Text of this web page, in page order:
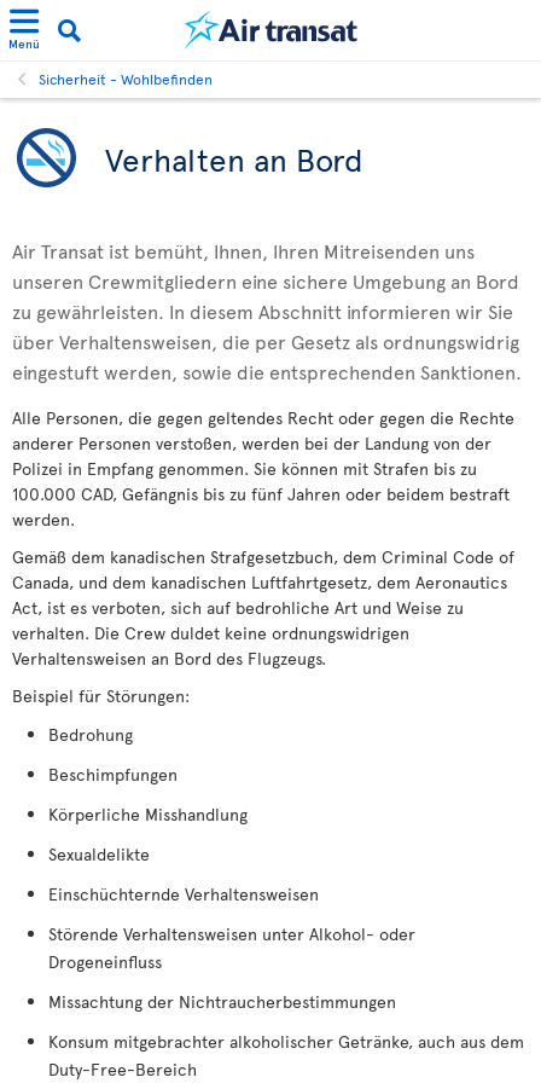
Menü
Sicherheit - Wohlbefinden
Verhalten an Bord
Air Transat ist bemüht, Ihnen, Ihren Mitreisenden uns
unseren Crewmitgliedern eine sichere Umgebung an Bord
zu gewährleisten. In diesem Abschnitt informieren wir Sie
über Verhaltensweisen, die per Gesetz als ordnungswidrig
eingestuft werden, sowie die entsprechenden Sanktionen.
Alle Personen, die gegen geltendes Recht oder gegen die Rechte
anderer Personen verstoßen, werden bei der Landung von der
Polizei in Empfang genommen. Sie können mit Strafen bis zu
100.000 CAD, Gefängnis bis zu fünf Jahren oder beidem bestraft
werden.
Gemäß dem kanadischen Strafgesetzbuch, dem Criminal Code of
Canada, und dem kanadischen Luftfahrtgesetz, dem Aeronautics
Act, ist es verboten, sich auf bedrohliche Art und Weise zu
verhalten. Die Crew duldet keine ordnungswidrigen
Verhaltensweisen an Bord des Flugzeugs.
Beispiel für Störungen:
Bedrohung
Beschimpfungen
Körperliche Misshandlung
Sexualdelikte
Einschüchternde Verhaltensweisen
Störende Verhaltensweisen unter Alkohol- oder
Drogeneinfluss
Missachtung der Nichtraucherbestimmungen
Konsum mitgebrachter alkoholischer Getränke, auch aus dem
Duty-Free-Bereich